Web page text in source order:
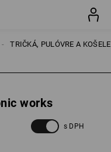
TRIČKÁ, PULÓVRE A KOŠELE
works
s DPH